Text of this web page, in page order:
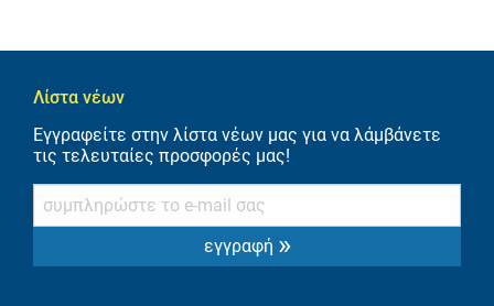
Λίστα νέων
Εγγραφείτε στην λίστα νέων μας για να λάμβάνετε
τις τελευταίες προσφορές μας!
εγγραφή »